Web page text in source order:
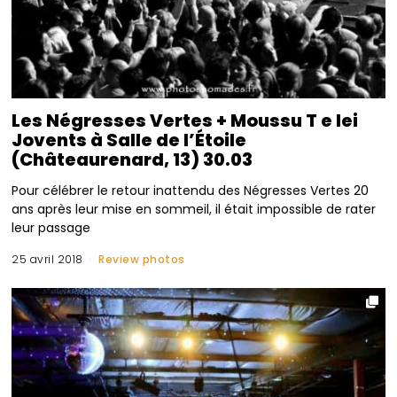
Les Négresses Vertes + Moussu T e lei
Jovents à Salle de l’Étoile
(Châteaurenard, 13) 30.03
Pour célébrer le retour inattendu des Négresses Vertes 20
ans après leur mise en sommeil, il était impossible de rater
leur passage
25 avril 2018 Review photos